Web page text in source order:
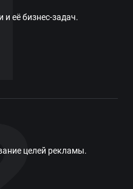
и её бизнес-задач.
целей рекламы.